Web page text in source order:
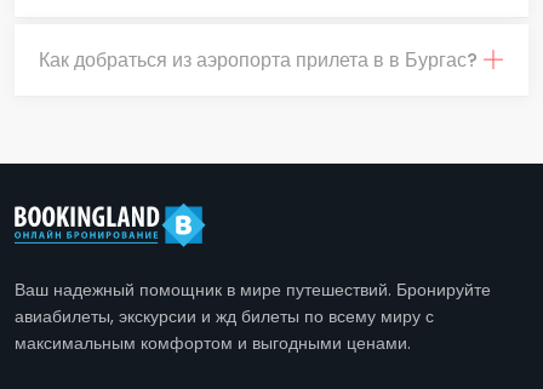
Как добраться из аэропорта прилета в в Бургас?
Ваш надежный помощник в мире путешествий. Бронируйте
авиабилеты, экскурсии и жд билеты по всему миру с
максимальным комфортом и выгодными ценами.